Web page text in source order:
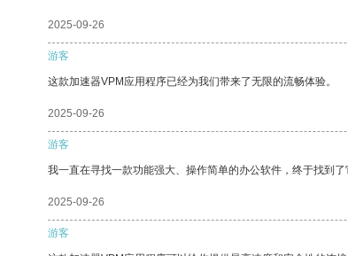
2025-09-26
游客
这款加速器VPM应用程序已经为我们带来了无限的流畅体验。
2025-09-26
游客
我一直在寻找一款功能强大、操作简单的办公软件，终于找到
2025-09-26
游客